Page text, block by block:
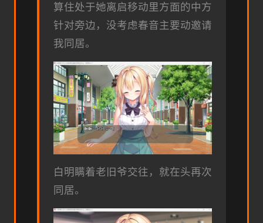
算住处于她离启移动里方面的中方
针对旁边，没考虑春音主要动邀请
我同居。
白明瞒着老旧爷交往，就在头再次
同居。